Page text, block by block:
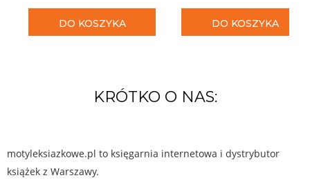
DO KOSZYKA DO KOSZYKA
KRÓTKO O NAS:
motyleksiazkowe.pl to księgarnia internetowa i dystrybutor
książek z Warszawy.